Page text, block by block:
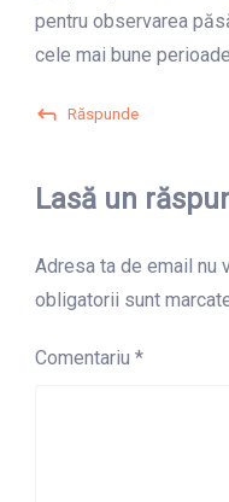
pentru observarea
cele mai bune
Răspunde
Lasă un
Adresa ta de email nu
obligatorii sunt
Comentariu *